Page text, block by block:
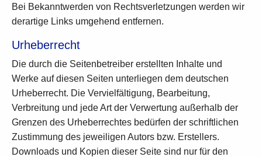
Bei Bekanntwerden von Rechtsverletzungen werden wir
derartige Links umgehend entfernen.
Urheberrecht
Die durch die Seitenbetreiber erstellten Inhalte und
Werke auf diesen Seiten unterliegen dem deutschen
Urheberrecht. Die Vervielfältigung, Bearbeitung,
Verbreitung und jede Art der Verwertung außerhalb der
Grenzen des Urheberrechtes bedürfen der schriftlichen
Zustimmung des jeweiligen Autors bzw. Erstellers.
Downloads und Kopien dieser Seite sind nur für den